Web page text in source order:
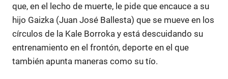
que, en el lecho de muerte, le pide que encauce a su
hijo Gaizka (Juan José Ballesta) que se mueve en los
círculos de la Kale Borroka y está descuidando su
entrenamiento en el frontón, deporte en el que
también apunta maneras como su tío.